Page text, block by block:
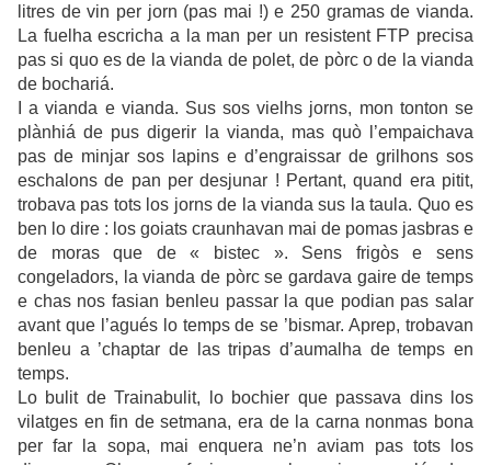
litres de vin per jorn (pas mai !) e 250 gramas de vianda.
La fuelha escricha a la man per un resistent FTP precisa
pas si quo es de la vianda de polet, de pòrc o de la vianda
de bochariá.
I a vianda e vianda. Sus sos vielhs jorns, mon tonton se
plànhiá de pus digerir la vianda, mas quò l’empaichava
pas de minjar sos lapins e d’engraissar de grilhons sos
eschalons de pan per desjunar ! Pertant, quand era pitit,
trobava pas tots los jorns de la vianda sus la taula. Quo es
ben lo dire : los goiats craunhavan mai de pomas jasbras e
de moras que de « bistec ». Sens frigòs e sens
congeladors, la vianda de pòrc se gardava gaire de temps
e chas nos fasian benleu passar la que podian pas salar
avant que l’agués lo temps de se ’bismar. Aprep, trobavan
benleu a ’chaptar de las tripas d’aumalha de temps en
temps.
Lo bulit de Trainabulit, lo bochier que passava dins los
vilatges en fin de setmana, era de la carna nonmas bona
per far la sopa, mai enquera ne’n aviam pas tots los